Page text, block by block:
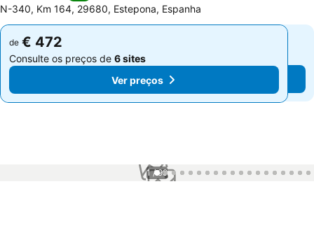
N-340, Km 164, 29680, Estepona, Espanha
de € 472
Consulte os preços de 6 sites
Ver preços
de € 472
Consulte os preços de 6 sites
Ver preços
1 / 99